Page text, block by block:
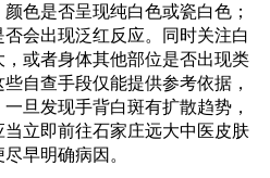
色是否呈现纯白色或瓷白色；
会出现泛红反应。同时关注白
或者身体其他部位是否出现类
自查手段仅能提供参考依据，
旦发现手背白斑有扩散趋势，
立即前往石家庄远大中医皮肤
早明确病因。